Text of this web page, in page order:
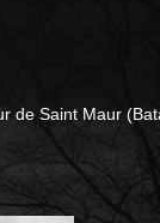
de Saint Maur